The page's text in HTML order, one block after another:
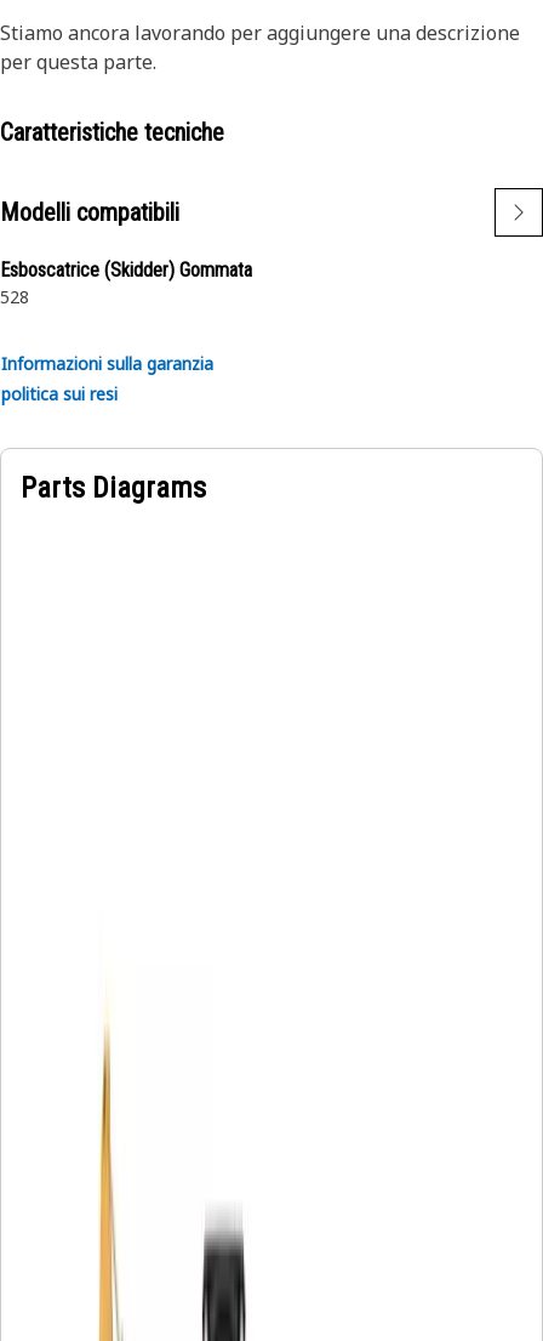
Stiamo ancora lavorando per aggiungere una descrizione
per questa parte.
Caratteristiche tecniche
Modelli compatibili
Esboscatrice (Skidder) Gommata
528
Informazioni sulla garanzia
politica sui resi
Parts Diagrams